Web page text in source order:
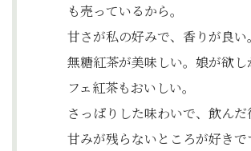
も売っているから。
甘さが私の好みで、香りが良い。
無糖紅茶が美味しい。娘が欲し
フェ紅茶もおいしい。
さっぱりした味わいで、飲んだ
甘みが残らないところが好きで